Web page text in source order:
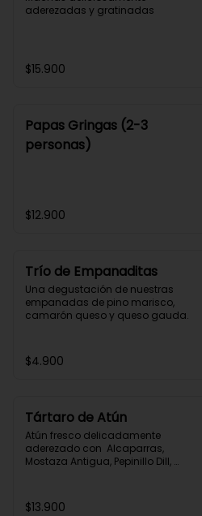
aderezadas y gratinadas
$15.900
Papas Gringas (2-3
personas)
$12.900
Trío de Empanaditas
Una degustación de nuestras
empanadas de pino marisco,
camarón queso y queso gauda.
$4.900
Tártaro de Atún
Atún fresco delicadamente
aderezado con  Alcaparras,
Mostaza Antigua, Pepinillo Dill,
Madre.
$13.900